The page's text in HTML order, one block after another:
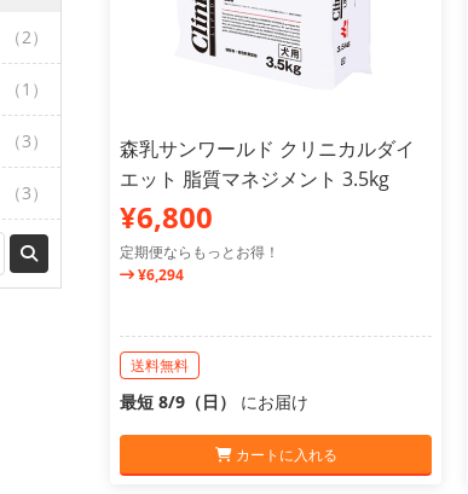
（2）
（1）
（3）
（3）
森乳サンワールド クリニカルダイ
エット 脂質マネジメント 3.5kg
¥6,800
定期便ならもっとお得！
¥6,294
送料無料
最短 8/9（日） にお届け
カートに入れる